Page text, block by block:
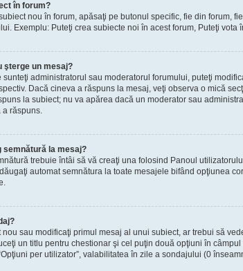
în forum?
nou în forum, apăsaţi pe butonul specific, fie din forum,
Exemplu: Puteţi crea subiecte noi în acest forum, Puteţi vota
şterge un mesaj?
sunteţi administratorul sau moderatorul forumului, puteţi
Dacă cineva a răspuns la mesaj, veţi observa o mică
la subiect; nu va apărea dacă un moderator sau
a răspuns.
semnătură la mesaj?
trebuie întâi să vă creaţi una folosind Panoul
automat semnătura la toate mesajele bifând opţiunea
sau modificaţi primul mesaj al unui subiect, ar trebui să
un titlu pentru chestionar şi cel puţin două opţiuni în
per utilizator”, valabilitatea în zile a sondajului (0